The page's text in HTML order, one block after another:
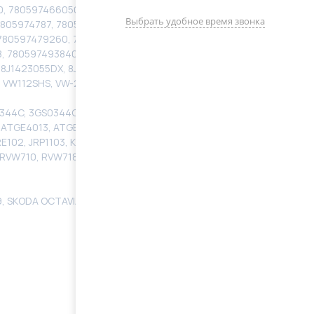
780597466060, 7805974671,
780597478740, 780597478750,
7805974807, 7805974809, 7805974926,
780597493850, 780597493860,
8J1423055EX, HNQ4013BN, HNQ4013GQ,
VW-2006, YKM7101050601
3GS0344CR, 3GS0344OE, 3GS0349, 3GS0349C,
ATGE40131RB, E1106A, E1106N, E1106U,
JRP1103, KS00000776, KS01000746, PSGVW114,
RVW718, RVW719, RVW720, RVW726, RVW739,
OCTAVIA 2004-2025, SKODA SUPERB 2008-
Выбрать удобное время звонка